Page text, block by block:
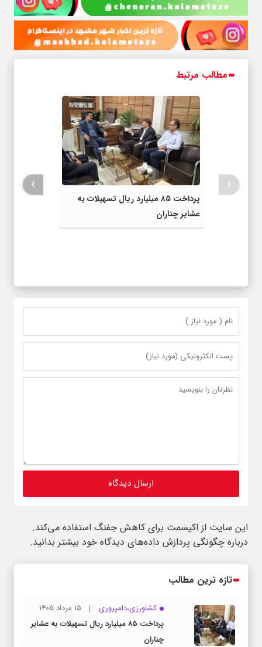
مطالب مرتبط
پرداخت ۸۵ میلیارد ریال تسهیلات به
عشایر چناران
‹
›
این سایت از اکیسمت برای کاهش جفنگ استفاده می‌کند.
درباره چگونگی پردازش داده‌های دیدگاه خود بیشتر بدانید.
تازه ترین مطالب
کشاورزی،دامپروری
15 مرداد 1405
پرداخت ۸۵ میلیارد ریال تسهیلات به عشایر
چناران